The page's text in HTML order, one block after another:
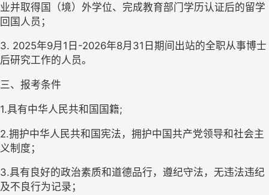
业并取得国（境）外学位、完成教育部门学历认证后的留学
回国人员 ；
3. 2025年9月1日 -2026年8月31日期间出站的全职从事博士
后研究工作的人员。
三、报考条件
1.具有中华人民共和国国籍;
2.拥护中华人民共和国宪法，拥护中国共产党领导和社会主
义制度；
3.具有良好的政治素质和道德品行，遵纪守法，无违法违纪
及不良行为记录；